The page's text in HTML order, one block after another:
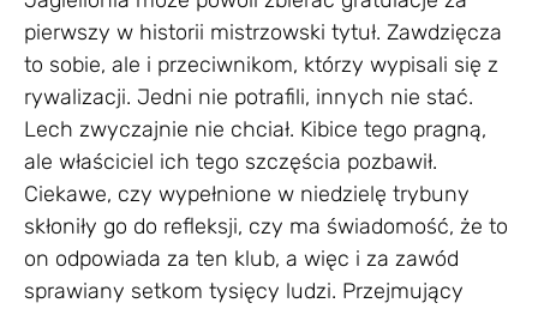
pierwszy w historii mistrzowski tytuł. Zawdzięcza
to sobie, ale i przeciwnikom, którzy wypisali się z
rywalizacji. Jedni nie potrafili, innych nie stać.
Lech zwyczajnie nie chciał. Kibice tego pragną,
ale właściciel ich tego szczęścia pozbawił.
Ciekawe, czy wypełnione w niedzielę trybuny
skłoniły go do refleksji, czy ma świadomość, że to
on odpowiada za ten klub, a więc i za zawód
sprawiany setkom tysięcy ludzi. Przejmujący